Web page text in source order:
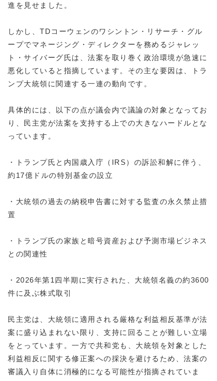
進を見せました。
しかし、TDコーウェンのワシントン・リサーチ・グル
ープでマネージング・ディレクターを務めるジャレッ
ト・サイバーグ氏は、法案を取り巻く政治環境が急速に
悪化していると指摘しています。その主な要因は、トラ
ンプ大統領に関連する一連の動向です。
具体的には、以下の点が議会内で議論の対象となってお
り、民主党が法案を支持する上での大きなハードルとな
っています。
・トランプ氏と内国歳入庁（IRS）の訴訟和解に伴う、
約17億ドルの特別基金の設立
・大統領の過去の納税申告書に対する監査の永久禁止措
置
・トランプ氏の家族と暗号資産および予測市場ビジネス
との関連性
・2026年第1四半期に実行された、大統領名義の約3600
件に及ぶ株式取引
民主党は、大統領に適用される厳格な利益相反基準が法
案に盛り込まれない限り、支持に回ることが難しい立場
をとっています。一方で共和党も、大統領を対象とした
利益相反に関する修正案への採決を避けるため、法案の
審議入り自体に消極的になる可能性が指摘されていま